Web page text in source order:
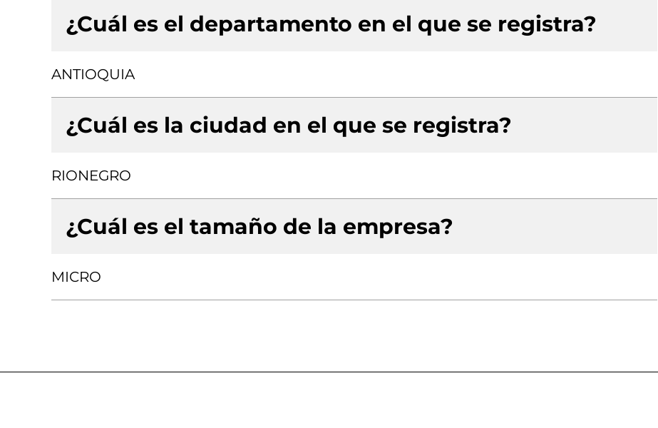
¿Cuál es el departamento en el que se registra?
ANTIOQUIA
¿Cuál es la ciudad en el que se registra?
RIONEGRO
¿Cuál es el tamaño de la empresa?
MICRO